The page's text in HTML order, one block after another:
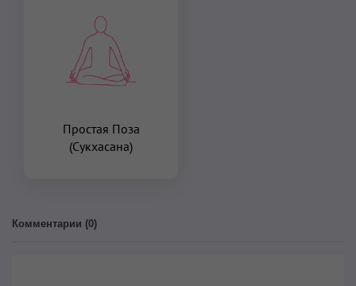
Простая Поза
(Сукхасана)
Комментарии (0)